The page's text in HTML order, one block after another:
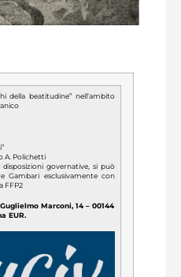
della beatitudine” nell’ambito
A. Polichetti
governative, si può
Gambari esclusivamente con
FFP2
Marconi, 14 – 00144
EUR.